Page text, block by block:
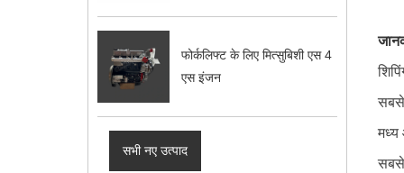
फोर्कलिफ्ट के लिए मित्सुबिशी एस 4
एस इंजन
सभी नए उत्पाद
सबसे
मध्य
सबसे